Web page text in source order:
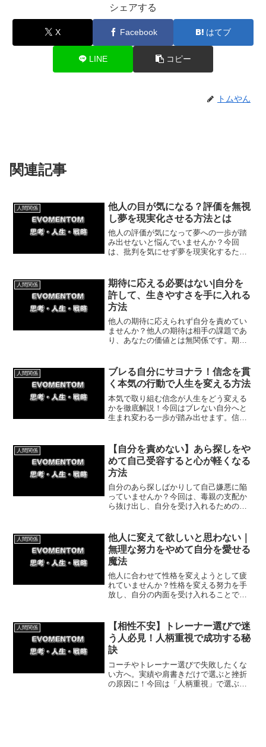
シェアする
X Facebook はてブ
LINE コピー
トムやん
関連記事
人間関係
他人の目が気になる？評価を無視
し夢を現実化させる方法とは
他人の評価が気になって夢への一歩が踏
み出せないと悩んでいませんか？今回
は、批判を気にせず夢を現実化するため
援してくれる人と繋がり、理想の未来を
引き寄せましょう！
人間関係
期待に応える必要はない|自分を
許して、生きやすさを手に入れる
方法
他人の期待に応えられず自分を責めてい
ませんか？他人の期待は相手の課題であ
り、あなたの価値とは無関係です。期待
験を交えて優しく解説します。今日から
自分を許して生きましょう。
人間関係
ブレる自分にサヨナラ！信念を貫
く本気の行動で人生を変える方法
本気で取り組む信念が人生をどう変える
かを徹底解説！今回はブレない自分へと
生まれ変わる一歩が踏み出せます。信念
きます。
人間関係
【自分を責めない】あら探しをや
めて自己受容すると心が軽くなる
方法
自分のあら探しばかりして自己嫌悪に陥
っていませんか？今回は、毒親の支配か
ら抜け出し、自分を受け入れるための具
にする一歩を踏み出して、心が軽くなる
毎日を手に入れましょう。
人間関係
他人に変えて欲しいと思わない｜
無理な努力をやめて自分を愛せる
魔法
他人に合わせて性格を変えようとして疲
れていませんか？性格を変える努力を手
放し、自分の内面を受け入れることで生
てストレスのない毎日を取り戻すための
方法を解説します。
人間関係
【相性不安】トレーナー選びで迷
う人必見！人柄重視で成功する秘
訣
コーチやトレーナー選びで失敗したくな
い方へ。実績や肩書きだけで選ぶと挫折
の原因に！今回は「人柄重視」で選ぶべ